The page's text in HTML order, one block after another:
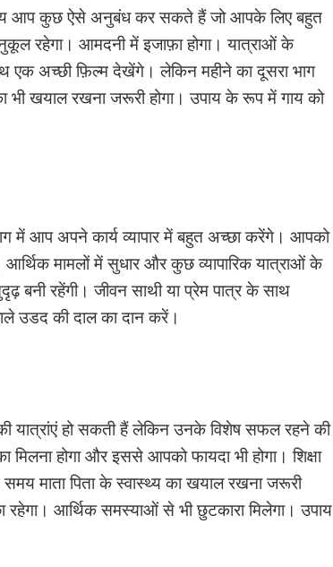
आप कुछ ऐसे अनुबंध कर सकते हैं जो आपके लिए बहुत
रहेगा। आमदनी में इजाफ़ा होगा। यात्राओं के
अच्छी फ़िल्म देखेंगे। लेकिन महीने का दूसरा भाग
खयाल रखना जरूरी होगा। उपाय के रूप में गाय को
में आप अपने कार्य व्यापार में बहुत अच्छा करेंगे। आपको
मामलों में सुधार और कुछ व्यापारिक यात्राओं के
बनी रहेंगी। जीवन साथी या प्रेम पात्र के साथ
उडद की दाल का दान करें।
हो सकती हैं लेकिन उनके विशेष सफल रहने की
होगा और इससे आपको फायदा भी होगा। शिक्षा
माता पिता के स्वास्थ्य का खयाल रखना जरूरी
रहेगा। आर्थिक समस्याओं से भी छुटकारा मिलेगा। उपाय